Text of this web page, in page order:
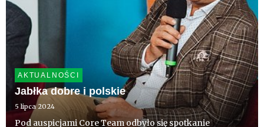
AKTUALNOŚCI
Jabłka dobre i polskie
5 lipca 2024
Pod auspicjami Core Team odbyło się spotkanie